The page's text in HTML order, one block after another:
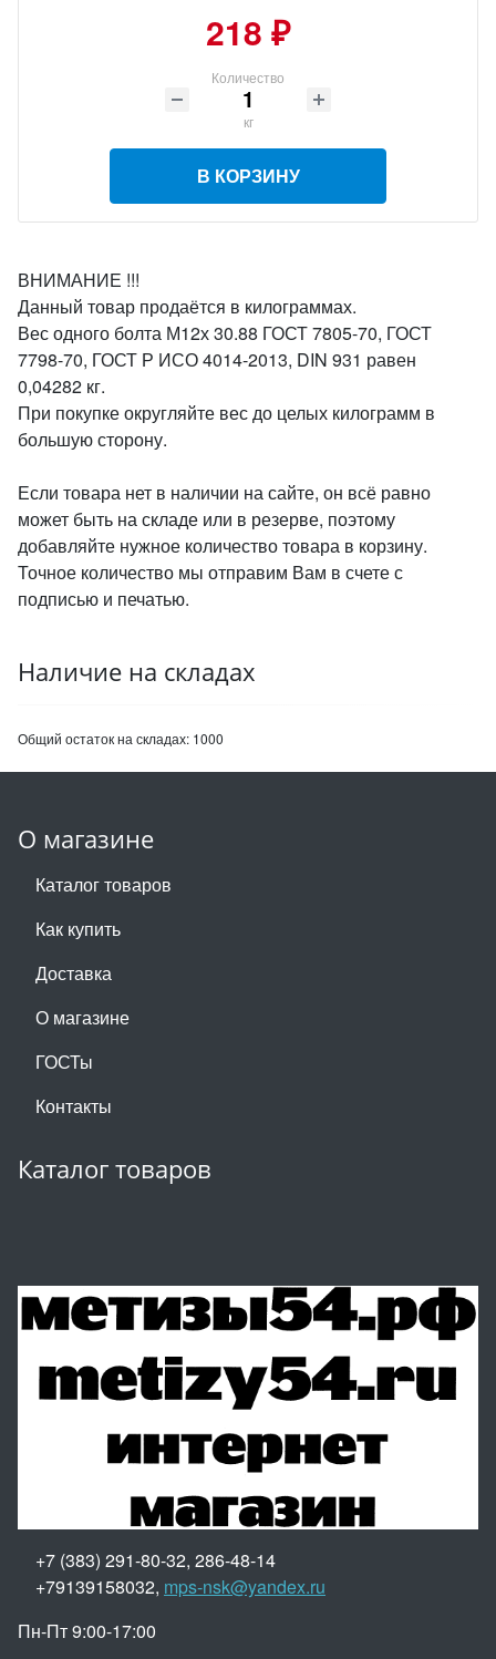
218 ₽
Количество
кг
В КОРЗИНУ
ВНИМАНИЕ !!!
Данный товар продаётся в килограммах.
Вес одного болта М12х 30.88 ГОСТ 7805-70, ГОСТ
7798-70, ГОСТ Р ИСО 4014-2013, DIN 931 равен
0,04282 кг.
При покупке округляйте вес до целых килограмм в
большую сторону.
Если товара нет в наличии на сайте, он всё равно
может быть на складе или в резерве, поэтому
добавляйте нужное количество товара в корзину.
Точное количество мы отправим Вам в счете с
подписью и печатью.
Наличие на складах
Общий остаток на складах: 1000
О магазине
Каталог товаров
Как купить
Доставка
О магазине
ГОСТы
Контакты
Каталог товаров
+7 (383) 291-80-32, 286-48-14
+79139158032, mps-nsk@yandex.ru
Пн-Пт 9:00-17:00